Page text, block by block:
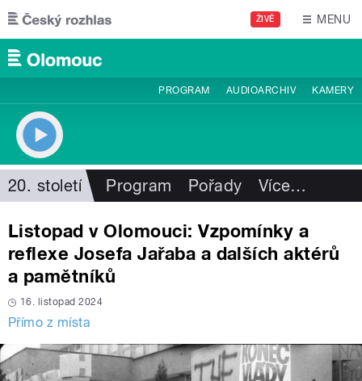
Přejít k hlavnímu obsahu
ŽIVĚ MENU
PROGRAM AUDIOARCHIV KAMERY
20. století Program Pořady Více…
Listopad v Olomouci: Vzpomínky a
reflexe Josefa Jařaba a dalších aktérů
a pamětníků
16. listopad 2024
Přímo z místa